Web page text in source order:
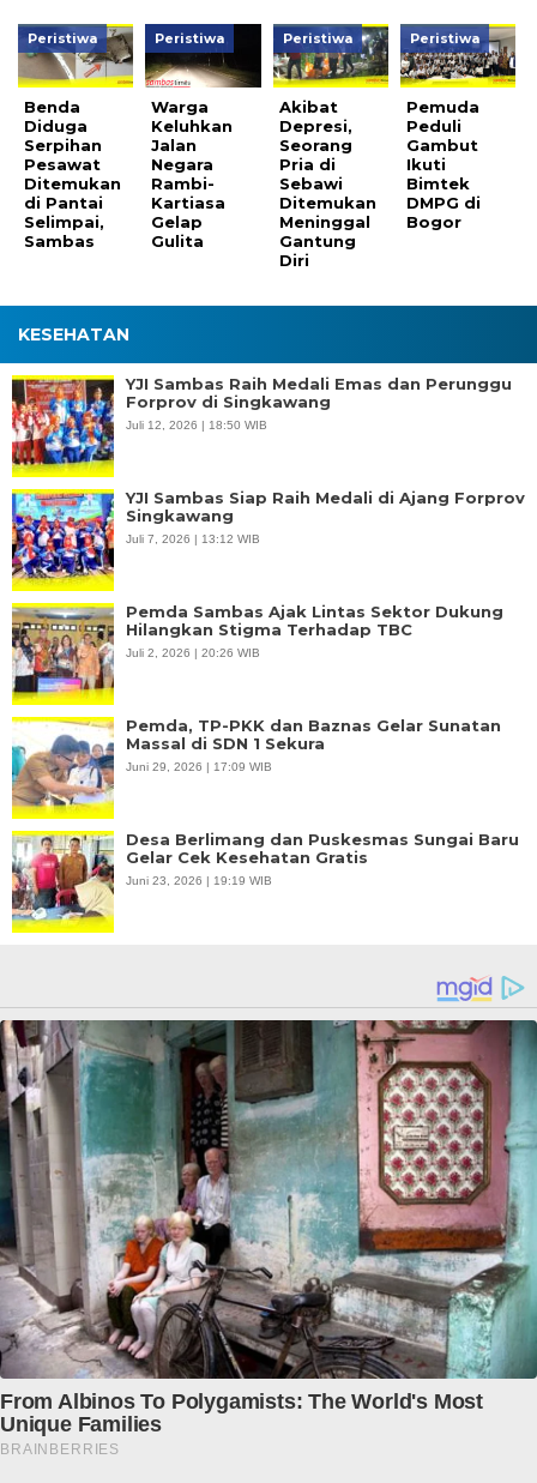
Peristiwa
Benda
Diduga
Serpihan
Pesawat
Ditemukan
di Pantai
Selimpai,
Sambas
Peristiwa
Warga
Keluhkan
Jalan
Negara
Rambi-
Kartiasa
Gelap
Gulita
Peristiwa
Akibat
Depresi,
Seorang
Pria di
Sebawi
Ditemukan
Meninggal
Gantung
Diri
Peristiwa
Pemuda
Peduli
Gambut
Ikuti
Bimtek
DMPG di
Bogor
KESEHATAN
YJI Sambas Raih Medali Emas dan Perunggu
Forprov di Singkawang
Juli 12, 2026 | 18:50 WIB
YJI Sambas Siap Raih Medali di Ajang Forprov
Singkawang
Juli 7, 2026 | 13:12 WIB
Pemda Sambas Ajak Lintas Sektor Dukung
Hilangkan Stigma Terhadap TBC
Juli 2, 2026 | 20:26 WIB
Pemda, TP-PKK dan Baznas Gelar Sunatan
Massal di SDN 1 Sekura
Juni 29, 2026 | 17:09 WIB
Desa Berlimang dan Puskesmas Sungai Baru
Gelar Cek Kesehatan Gratis
Juni 23, 2026 | 19:19 WIB